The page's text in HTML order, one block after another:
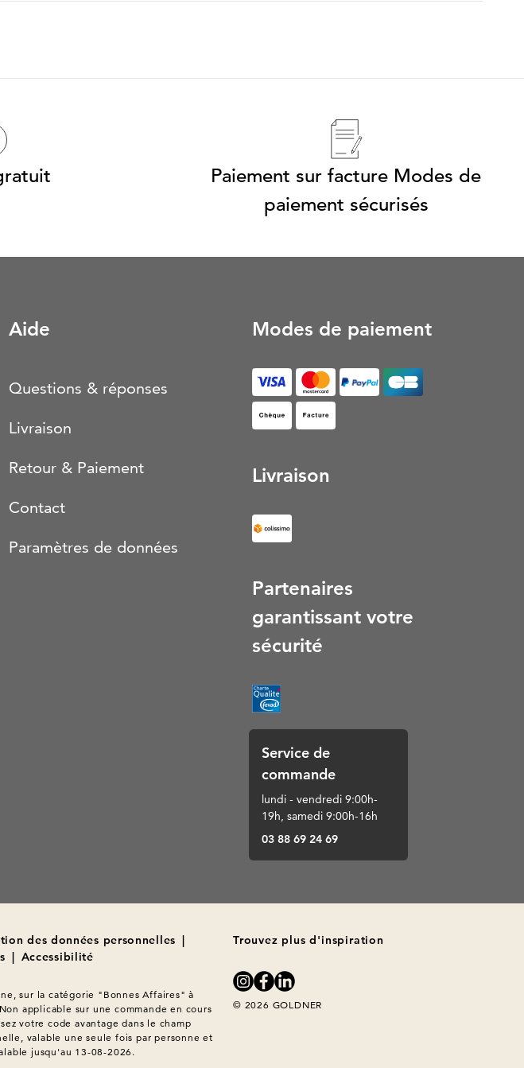
Paiement sur facture Modes de
paiement sécurisés
Aide
Questions & réponses
Livraison
Retour & Paiement
Contact
Paramètres de données
Modes de paiement
Facture (S’ouvre dans un nouvel onglet)
Livraison
Partenaires
garantissant votre
sécurité
Service de
commande
lundi - vendredi 9:00h-
19h, samedi 9:00h-16h
03 88 69 24 69
des données personnelles |
| Accessibilité
sur la catégorie "Bonnes Affaires" à
applicable sur une commande en cours
votre code avantage dans le champ
valable une seule fois par personne et
jusqu'au 13-08-2026.
Trouvez plus d'inspiration
© 2026 GOLDNER